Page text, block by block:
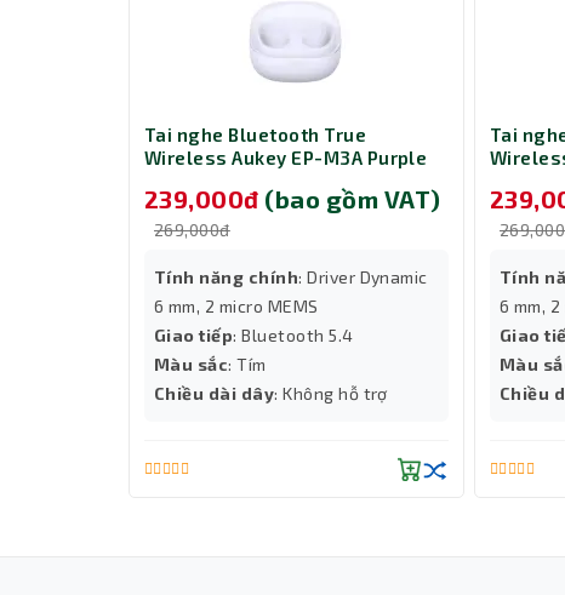
động. HeadPhone Soundmax BT100
giúp
Tai nghe Bluetooth True
Wireless Aukey EP-M3A Purple
239,000đ (bao gồm VAT)
269,000đ
Tính năng chính: Driver Dynamic
6 mm, 2 micro MEMS
Giao tiếp: Bluetooth 5.4
Màu sắc: Tím
Chiều dài dây: Không hỗ trợ
Tai
Tính
6 mm,
Giao
Màu
Chiều